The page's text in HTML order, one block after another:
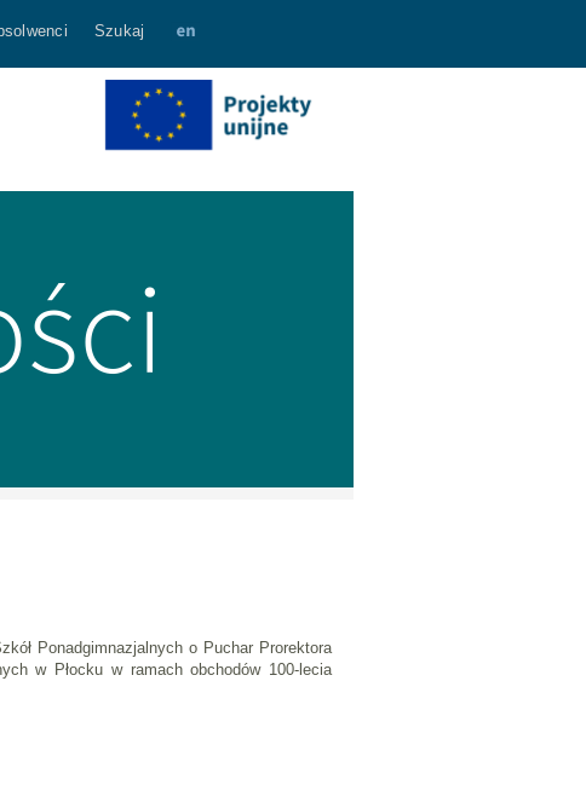
Szukaj
Ponadgimnazjalnych o Puchar Prorektora
w Płocku w ramach obchodów 100-lecia